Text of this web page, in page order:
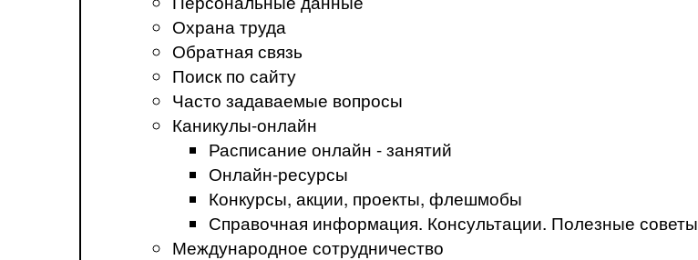
Охрана труда
Обратная связь
Поиск по сайту
Часто задаваемые вопросы
Каникулы-онлайн
Расписание онлайн - занятий
Онлайн-ресурсы
Конкурсы, акции, проекты, флешмобы
Справочная информация. Консультации. Полезные советы
Международное сотрудничество